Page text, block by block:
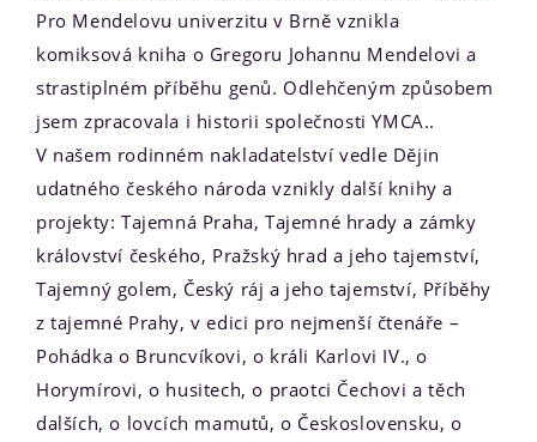
Pro Mendelovu univerzitu v Brně vznikla
komiksová kniha o Gregoru Johannu Mendelovi a
strastiplném příběhu genů. Odlehčeným způsobem
jsem zpracovala i historii společnosti YMCA..
V našem rodinném nakladatelství vedle Dějin
udatného českého národa vznikly další knihy a
projekty: Tajemná Praha, Tajemné hrady a zámky
království českého, Pražský hrad a jeho tajemství,
Tajemný golem, Český ráj a jeho tajemství, Příběhy
z tajemné Prahy, v edici pro nejmenší čtenáře –
Pohádka o Bruncvíkovi, o králi Karlovi IV., o
Horymírovi, o husitech, o praotci Čechovi a těch
dalších, o lovcích mamutů, o Československu, o